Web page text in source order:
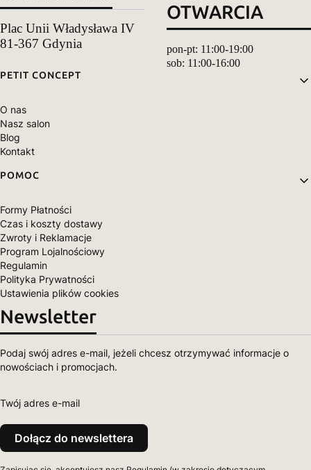
Plac Unii Władysława IV
81-367 Gdynia
OTWARCIA
pon-pt: 11:00-19:00
sob: 11:00-16:00
Linki w stopce
PETIT CONCEPT
O nas
Nasz salon
Blog
Kontakt
POMOC
Formy Płatności
Czas i koszty dostawy
Zwroty i Reklamacje
Program Lojalnościowy
Regulamin
Polityka Prywatności
Ustawienia plików cookies
Newsletter
Podaj swój adres e-mail, jeżeli chcesz otrzymywać informacje o
nowościach i promocjach.
Twój adres e-mail
Dołącz do newslettera